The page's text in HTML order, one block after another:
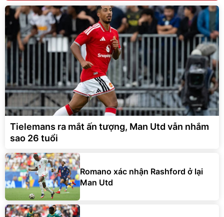
Tielemans ra mắt ấn tượng, Man Utd vẫn nhắm
sao 26 tuổi
Romano xác nhận Rashford ở lại
Man Utd